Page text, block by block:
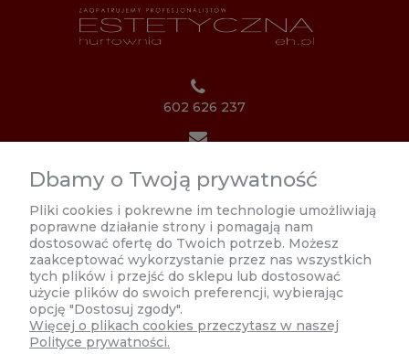
602 626 237
Poniedziałek 8:00 - 17:00
Wtorek-Czwartek 9:00 - 17:00
Piątek 9:00 - 16:00
MOJE KONTO
Dbamy o Twoją prywatność
Pliki cookies i pokrewne im technologie umożliwiają
poprawne działanie strony i pomagają nam
dostosować ofertę do Twoich potrzeb. Możesz
zaakceptować wykorzystanie przez nas wszystkich
tych plików i przejść do sklepu lub dostosować
użycie plików do swoich preferencji, wybierając
opcję "Dostosuj zgody".
Więcej o plikach cookies przeczytasz w naszej
Polityce prywatności.